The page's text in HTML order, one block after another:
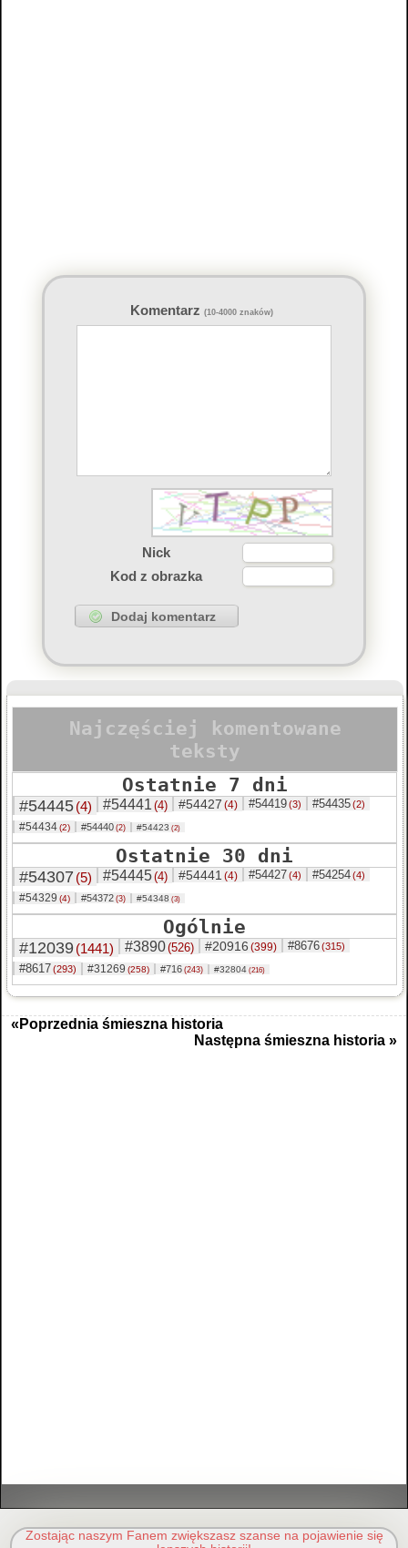
Komentarz (10-4000 znaków)
Nick
Kod z obrazka
Najczęściej komentowane
teksty
Ostatnie 7 dni
#54445(4) #54441 (4) #54427 (4) #54419(3) #54435(2)
#54434(2) #54440 (2) #54423 (2)
Ostatnie 30 dni
#54307 (5) #54445(4) #54441 (4) #54427(4) #54254(4)
#54329 (4) #54372 (3) #54348 (3)
Ogólnie
#12039(1441) #3890(526) #20916 (399) #8676(315)
#8617(293) #31269 (258) #716 (243) #32804 (216)
«Poprzednia śmieszna historia
Następna śmieszna historia »
Zostając naszym Fanem zwiększasz szanse na pojawienie się